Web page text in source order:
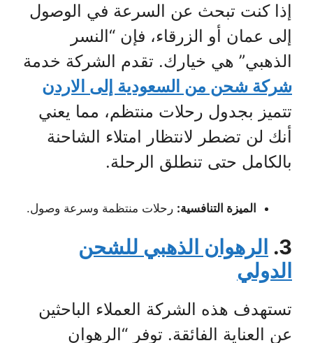
إذا كنت تبحث عن السرعة في الوصول
إلى عمان أو الزرقاء، فإن “النسر
الذهبي” هي خيارك. تقدم الشركة خدمة
شركة شحن من السعودية إلى الاردن
تتميز بجدول رحلات منتظم، مما يعني
أنك لن تضطر لانتظار امتلاء الشاحنة
بالكامل حتى تنطلق الرحلة.
الميزة التنافسية: رحلات منتظمة وسرعة وصول.
3. الرهوان الذهبي للشحن
الدولي
تستهدف هذه الشركة العملاء الباحثين
عن العناية الفائقة. توفر “الرهوان